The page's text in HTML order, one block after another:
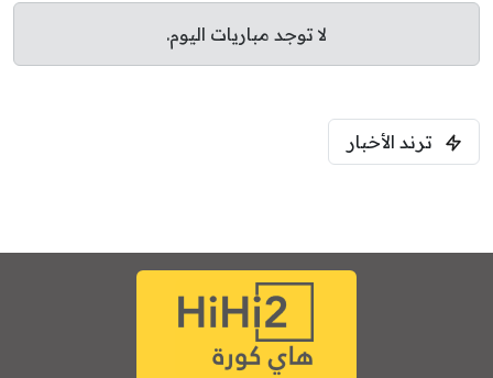
لا توجد مباريات اليوم.
ترند الأخبار